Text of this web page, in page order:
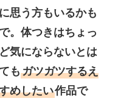
思う方もいるかも
。体つきはちょっ
気にならないとは
もガツガツするえ
めしたい作品で